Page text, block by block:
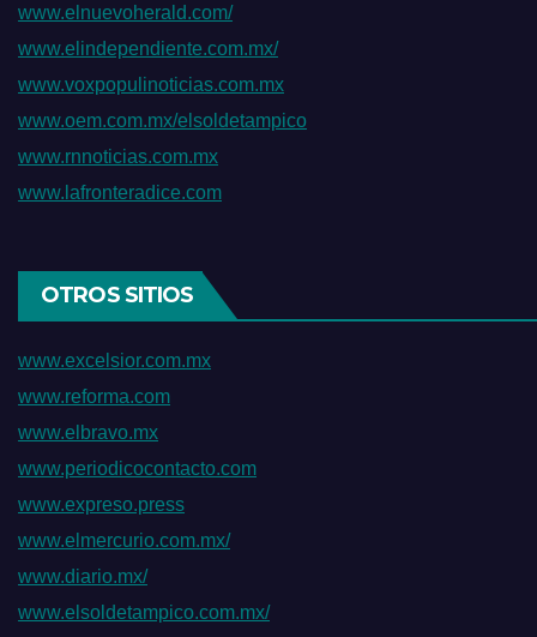
www.elnuevoherald.com/
www.elindependiente.com.mx/
www.voxpopulinoticias.com.mx
www.oem.com.mx/elsoldetampico
www.rnnoticias.com.mx
www.lafronteradice.com
OTROS SITIOS
www.excelsior.com.mx
www.reforma.com
www.elbravo.mx
www.periodicocontacto.com
www.expreso.press
www.elmercurio.com.mx/
www.diario.mx/
www.elsoldetampico.com.mx/